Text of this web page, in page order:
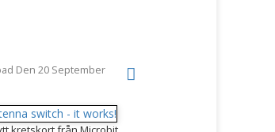
Den 20 September